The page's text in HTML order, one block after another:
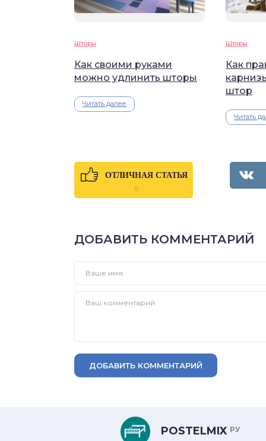
Шторы
Как своими руками
можно удлинить шторы
Читать далее
Шторы
Как
штор
Читать
ОТЛИЧНАЯ СТАТЬЯ
0
ДОБАВИТЬ КОММЕНТАРИЙ
ДОБАВИТЬ КОММЕНТАРИЙ
POSTELMIX РУ